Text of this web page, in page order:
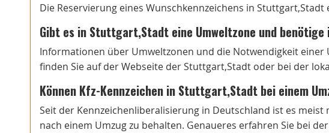
Die Reservierung eines Wunschkennzeichens in
Gibt es in Stuttgart,Stadt eine Umweltzone und
Informationen über Umweltzonen und die Notwendigkeit
finden Sie auf der Webseite der Stuttgart,Stadt oder bei der
Können Kfz-Kennzeichen in Stuttgart,Stadt bei einem
Seit der Kennzeichenliberalisierung in Deutschland ist es meist
nach einem Umzug zu behalten. Genaueres erfahren Sie bei